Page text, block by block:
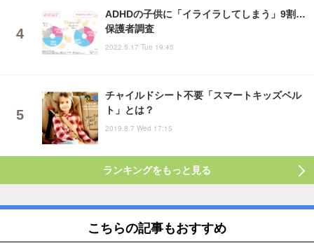
ADHDの子供に「イライラしてしまう」9割…
保護者調査
2022.5.17 Tue 19:45
チャイルドシート不要「スマートキッズベル
ト」とは？
2019.8.7 Wed 17:15
ランキングをもっと見る
こちらの記事もおすすめ